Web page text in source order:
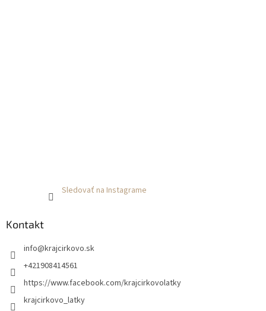
Sledovať na Instagrame
Kontakt
info@krajcirkovo.sk
+421908414561
https://www.facebook.com/krajcirkovolatky
krajcirkovo_latky